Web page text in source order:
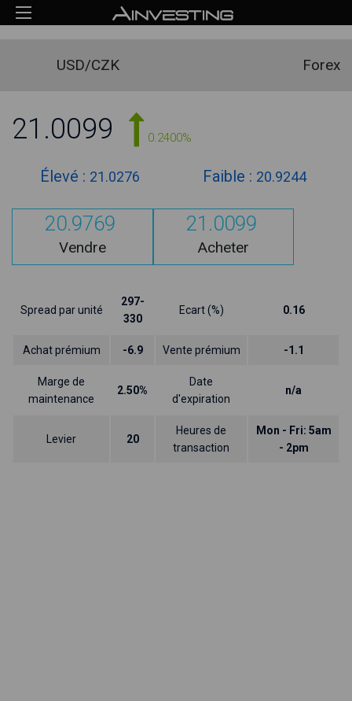
USD/CZK Forex
21.0099 0.2400%
Élevé : 21.0276 Faible : 20.9244
20.9769
Vendre
21.0099
Acheter
Spread par unité
297-
330
Ecart (%) 0.16
Achat prémium -6.9 Vente prémium -1.1
Marge de
maintenance
2.50%
Date
d'expiration
n/a
Levier 20
Heures de
transaction
Mon - Fri: 5am
- 2pm